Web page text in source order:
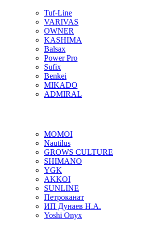
Tuf-Line
VARIVAS
OWNER
KASHIMA
Balsax
Power Pro
Sufix
Benkei
MIKADO
ADMIRAL
MOMOI
Nautilus
GROWS CULTURE
SHIMANO
YGK
AKKOI
SUNLINE
Петроканат
ИП Дунаев Н.А.
Yoshi Onyx